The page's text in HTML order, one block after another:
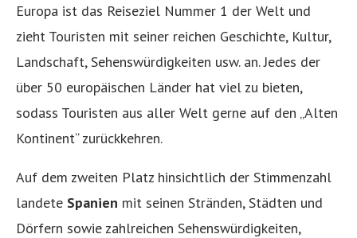
Europa ist das Reiseziel Nummer 1 der Welt und
zieht Touristen mit seiner reichen Geschichte, Kultur,
Landschaft, Sehenswürdigkeiten usw. an. Jedes der
über 50 europäischen Länder hat viel zu bieten,
sodass Touristen aus aller Welt gerne auf den „Alten
Kontinent“ zurückkehren.
Auf dem zweiten Platz hinsichtlich der Stimmenzahl
landete Spanien mit seinen Stränden, Städten und
Dörfern sowie zahlreichen Sehenswürdigkeiten,